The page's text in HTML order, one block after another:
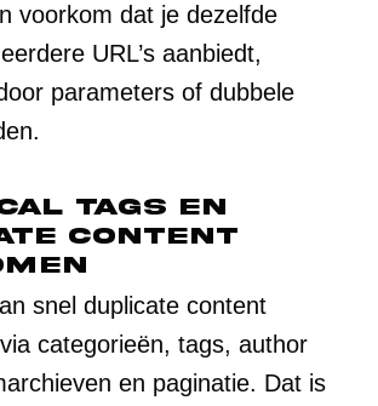
voorkom dat je dezelfde
URL’s aanbiedt,
parameters of dubbele
tags en
content
snel duplicate content
categorieën, tags, author
en paginatie. Dat is